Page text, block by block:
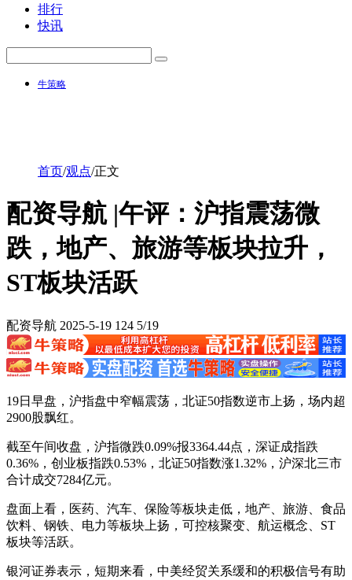
排行
快讯
牛策略
首页/观点/正文
配资导航 |午评：沪指震荡微
跌，地产、旅游等板块拉升，
ST板块活跃
配资导航 2025-5-19 124 5/19
19日早盘，沪指盘中窄幅震荡，北证50指数逆市上扬，场内超
2900股飘红。
截至午间收盘，沪指微跌0.09%报3364.44点，深证成指跌
0.36%，创业板指跌0.53%，北证50指数涨1.32%，沪深北三市
合计成交7284亿元。
盘面上看，医药、汽车、保险等板块走低，地产、旅游、食品
饮料、钢铁、电力等板块上扬，可控核聚变、航运概念、ST
板块等活跃。
银河证券表示，短期来看，中美经贸关系缓和的积极信号有助